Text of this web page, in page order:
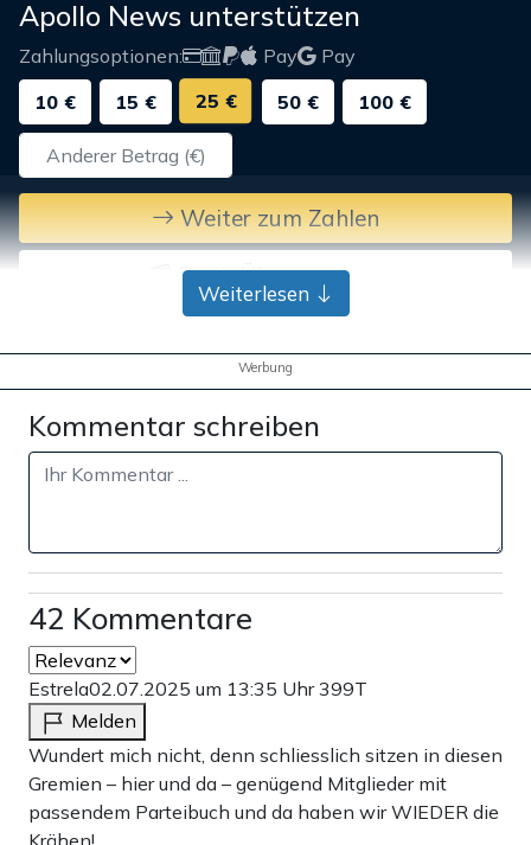
Apollo News unterstützen
Zahlungsoptionen: Pay
Pay
10 €
15 € 25 € 50 € 100 €
Weiter zum Zahlen
Bank-Überweisung
Weiterlesen
Werbung
Kommentar schreiben
42 Kommentare
Estrela02.07.2025 um 13:35 Uhr399T
Melden
Wundert mich nicht, denn schliesslich sitzen in diesen
Gremien – hier und da – genügend Mitglieder mit
passendem Parteibuch und da haben wir WIEDER die
Krähen!